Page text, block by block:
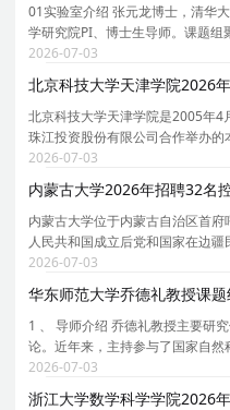
01实验室介绍 张元龙博士，清华
学研究院PI、博士生导师。课题组
与计算方法，研究方向涵盖：台式
活动计算建模与群体解码。课题组
2026-07-03
北京科技大学天津学院2026
北京科技大学天津学院是2005年
珠江投资股份有限公司合作举办
批接受教育部规范工作验收的三所
京津新城，占地1297.73亩，建筑
2026-07-03
内蒙古大学位于内蒙古自治区首
人民共和国成立后党和国家在边
创办于1957年，时任国务院副总
于1962年招收研究生，1978年被
2026-07-03
华东师范大学乔德礼教授课
1 、 导师介绍 乔德礼教授主要研
论。近年来，主持参与了国家自
期刊等国际学术期刊上发表论文
授 IEEE 主页： https://
2026-07-03
浙江大学数学科学学院2026